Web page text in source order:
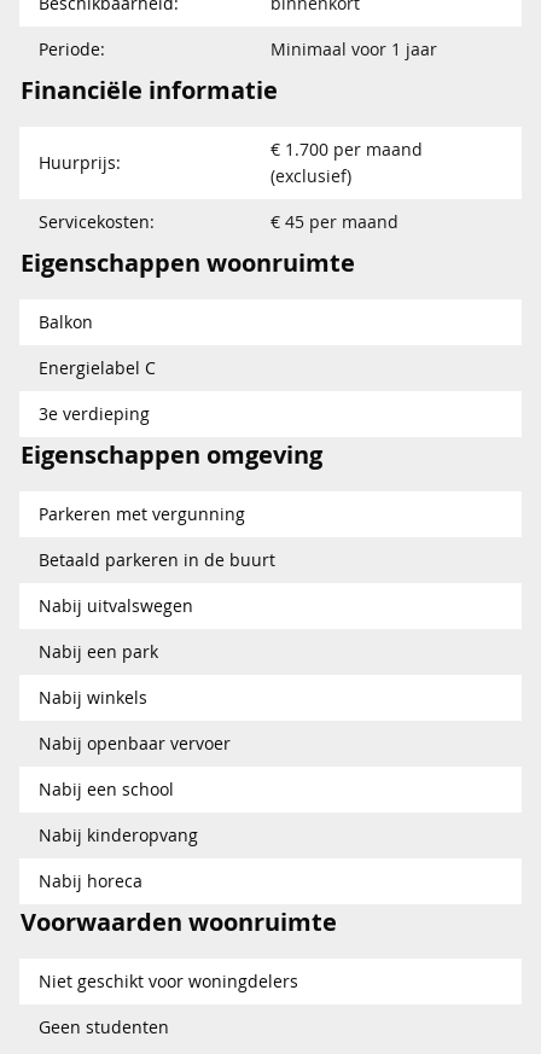
Periode:
Minimaal voor 1 jaar
Financiële informatie
Huurprijs:
€ 1.700 per maand
(exclusief)
Servicekosten:
€ 45 per maand
Eigenschappen woonruimte
Balkon
Energielabel C
3e verdieping
Eigenschappen omgeving
Parkeren met vergunning
Betaald parkeren in de buurt
Nabij uitvalswegen
Nabij een park
Nabij winkels
Nabij openbaar vervoer
Nabij een school
Nabij kinderopvang
Nabij horeca
Voorwaarden woonruimte
Niet geschikt voor woningdelers
Geen studenten